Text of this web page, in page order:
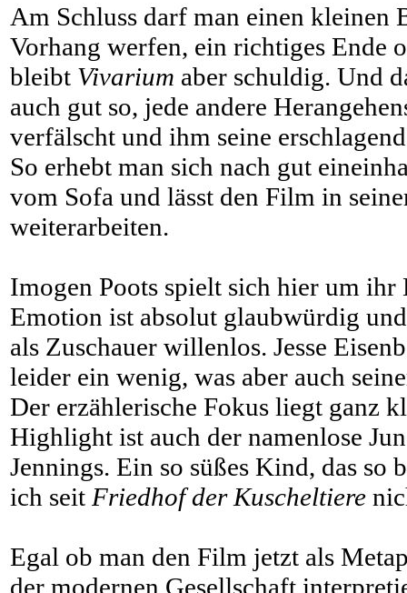
Am Schluss darf man einen kleinen
Vorhang werfen, ein richtiges Ende
bleibt Vivarium aber schuldig. Und
auch gut so, jede andere
verfälscht und ihm seine
So erhebt man sich nach gut
vom Sofa und lässt den Film in
weiterarbeiten.
Imogen Poots spielt sich hier um ihr
Emotion ist absolut glaubwürdig
als Zuschauer willenlos. Jesse
leider ein wenig, was aber auch
Der erzählerische Fokus liegt ganz
Highlight ist auch der namenlose
Jennings. Ein so süßes Kind, das so
ich seit Friedhof der Kuscheltiere
Egal ob man den Film jetzt als
der modernen Gesellschaft